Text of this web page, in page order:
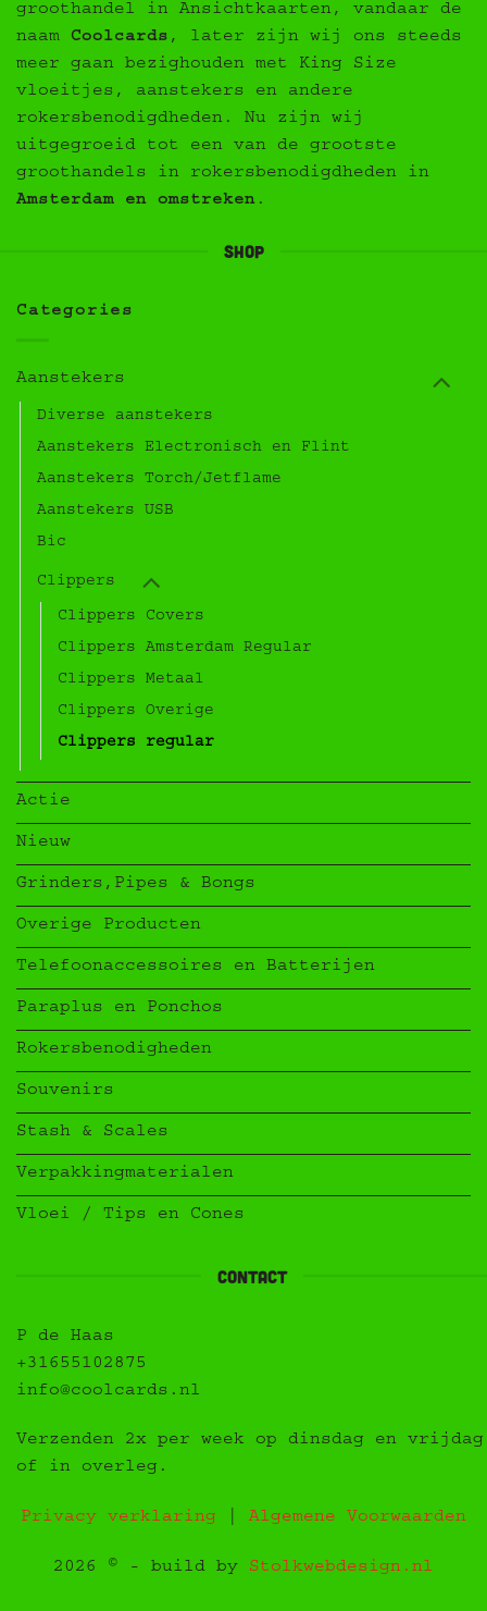
groothandel in Ansichtkaarten, vandaar de
naam Coolcards , later zijn wij ons steeds
meer gaan bezighouden met King Size
vloeitjes, aanstekers en andere
rokersbenodigdheden. Nu zijn wij
uitgegroeid tot een van de grootste
groothandels in rokersbenodigdheden in
Amsterdam en omstreken .
Shop
Categories
Aanstekers
Diverse aanstekers
Aanstekers Electronisch en Flint
Aanstekers Torch/Jetflame
Aanstekers USB
Bic
Clippers
Clippers Covers
Clippers Amsterdam Regular
Clippers Metaal
Clippers Overige
Clippers regular
Actie
Nieuw
Grinders,Pipes & Bongs
Overige Producten
Telefoonaccessoires en Batterijen
Paraplus en Ponchos
Rokersbenodigheden
Souvenirs
Stash & Scales
Verpakkingmaterialen
Vloei / Tips en Cones
contact
P de Haas
+31655102875
info@coolcards.nl
Verzenden 2x per week op dinsdag en vrijdag
of in overleg.
Privacy verklaring Algemene Voorwaarden
2026 © - build by Stolkwebdesign.nl